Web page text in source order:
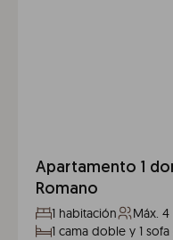
Apartamento 1
Romano
1 habitación Máx.
1 cama doble y 1 sofa